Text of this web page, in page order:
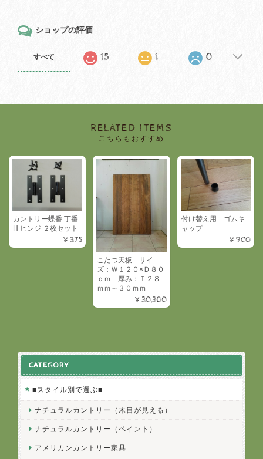
ショップの評価
すべて 15 1 0
RELATED ITEMS
こちらもおすすめ
カントリー蝶番 丁番
H ヒンジ ２枚セット
¥375
こたつ天板 サイ
ズ：Ｗ１２０×Ｄ８０
ｃｍ 厚み：Ｔ２８
ｍｍ～３０ｍｍ
¥30,300
付け替え用 ゴムキ
ャップ
¥900
CATEGORY
■スタイル別で選ぶ■
ナチュラルカントリー（木目が見える）
ナチュラルカントリー（ペイント）
アメリカンカントリー家具